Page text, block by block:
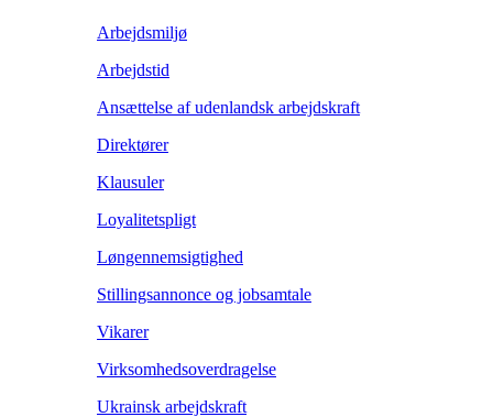
Arbejdsmiljø
Arbejdstid
Ansættelse af udenlandsk arbejdskraft
Direktører
Klausuler
Loyalitetspligt
Løngennemsigtighed
Stillingsannonce og jobsamtale
Vikarer
Virksomhedsoverdragelse
Ukrainsk arbejdskraft